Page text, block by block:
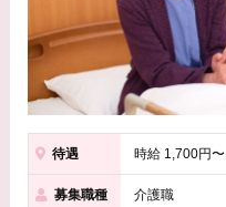
待遇 時給 1,700円〜
募集職種 介護職